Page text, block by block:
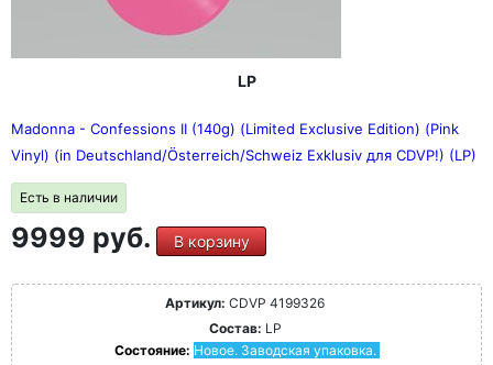
LP
Madonna - Confessions II (140g) (Limited Exclusive Edition) (Pink
Vinyl) (in Deutschland/Österreich/Schweiz Exklusiv для CDVP!) (LP)
Есть в наличии
9999 руб. В корзину
Артикул: CDVP 4199326
Состав: LP
Состояние: Новое. Заводская упаковка.